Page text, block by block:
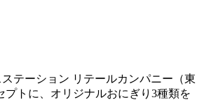
テーション リテールカンパニー（東
トに、オリジナルおにぎり3種類を